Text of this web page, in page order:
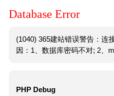
Database Error
(1040) 365建站错误警告：连
因：1、数据库密码不对; 2、
PHP Debug